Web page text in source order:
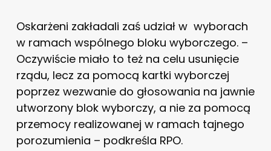
Oskarżeni zakładali zaś udział w wyborach
w ramach wspólnego bloku wyborczego. –
Oczywiście miało to też na celu usunięcie
rządu, lecz za pomocą kartki wyborczej
poprzez wezwanie do głosowania na jawnie
utworzony blok wyborczy, a nie za pomocą
przemocy realizowanej w ramach tajnego
porozumienia – podkreśla RPO.